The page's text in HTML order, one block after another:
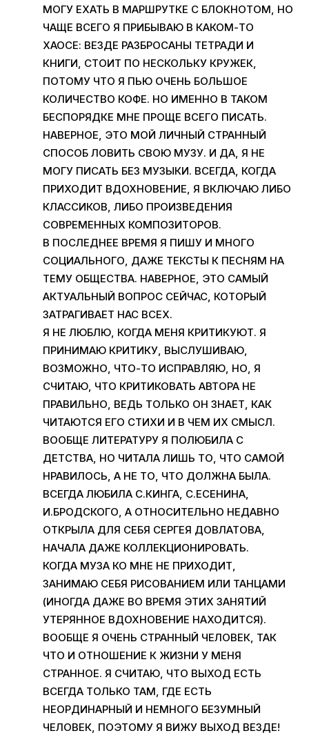
МОГУ ЕХАТЬ В МАРШРУТКЕ С БЛОКНОТОМ, НО
ЧАЩЕ ВСЕГО Я ПРИБЫВАЮ В КАКОМ-ТО
ХАОСЕ: ВЕЗДЕ РАЗБРОСАНЫ ТЕТРАДИ И
КНИГИ, СТОИТ ПО НЕСКОЛЬКУ КРУЖЕК,
ПОТОМУ ЧТО Я ПЬЮ ОЧЕНЬ БОЛЬШОЕ
КОЛИЧЕСТВО КОФЕ. НО ИМЕННО В ТАКОМ
БЕСПОРЯДКЕ МНЕ ПРОЩЕ ВСЕГО ПИСАТЬ.
НАВЕРНОЕ, ЭТО МОЙ ЛИЧНЫЙ СТРАННЫЙ
СПОСОБ ЛОВИТЬ СВОЮ МУЗУ. И ДА, Я НЕ
МОГУ ПИСАТЬ БЕЗ МУЗЫКИ. ВСЕГДА, КОГДА
ПРИХОДИТ ВДОХНОВЕНИЕ, Я ВКЛЮЧАЮ ЛИБО
КЛАССИКОВ, ЛИБО ПРОИЗВЕДЕНИЯ
СОВРЕМЕННЫХ КОМПОЗИТОРОВ.
В ПОСЛЕДНЕЕ ВРЕМЯ Я ПИШУ И МНОГО
СОЦИАЛЬНОГО, ДАЖЕ ТЕКСТЫ К ПЕСНЯМ НА
ТЕМУ ОБЩЕСТВА. НАВЕРНОЕ, ЭТО САМЫЙ
АКТУАЛЬНЫЙ ВОПРОС СЕЙЧАС, КОТОРЫЙ
ЗАТРАГИВАЕТ НАС ВСЕХ.
Я НЕ ЛЮБЛЮ, КОГДА МЕНЯ КРИТИКУЮТ. Я
ПРИНИМАЮ КРИТИКУ, ВЫСЛУШИВАЮ,
ВОЗМОЖНО, ЧТО-ТО ИСПРАВЛЯЮ, НО, Я
СЧИТАЮ, ЧТО КРИТИКОВАТЬ АВТОРА НЕ
ПРАВИЛЬНО, ВЕДЬ ТОЛЬКО ОН ЗНАЕТ, КАК
ЧИТАЮТСЯ ЕГО СТИХИ И В ЧЕМ ИХ СМЫСЛ.
ВООБЩЕ ЛИТЕРАТУРУ Я ПОЛЮБИЛА С
ДЕТСТВА, НО ЧИТАЛА ЛИШЬ ТО, ЧТО САМОЙ
НРАВИЛОСЬ, А НЕ ТО, ЧТО ДОЛЖНА БЫЛА.
ВСЕГДА ЛЮБИЛА С.КИНГА, С.ЕСЕНИНА,
И.БРОДСКОГО, А ОТНОСИТЕЛЬНО НЕДАВНО
ОТКРЫЛА ДЛЯ СЕБЯ СЕРГЕЯ ДОВЛАТОВА,
НАЧАЛА ДАЖЕ КОЛЛЕКЦИОНИРОВАТЬ.
КОГДА МУЗА КО МНЕ НЕ ПРИХОДИТ,
ЗАНИМАЮ СЕБЯ РИСОВАНИЕМ ИЛИ ТАНЦАМИ
(ИНОГДА ДАЖЕ ВО ВРЕМЯ ЭТИХ ЗАНЯТИЙ
УТЕРЯННОЕ ВДОХНОВЕНИЕ НАХОДИТСЯ).
ВООБЩЕ Я ОЧЕНЬ СТРАННЫЙ ЧЕЛОВЕК, ТАК
ЧТО И ОТНОШЕНИЕ К ЖИЗНИ У МЕНЯ
СТРАННОЕ. Я СЧИТАЮ, ЧТО ВЫХОД ЕСТЬ
ВСЕГДА ТОЛЬКО ТАМ, ГДЕ ЕСТЬ
НЕОРДИНАРНЫЙ И НЕМНОГО БЕЗУМНЫЙ
ЧЕЛОВЕК, ПОЭТОМУ Я ВИЖУ ВЫХОД ВЕЗДЕ!